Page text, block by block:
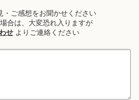
・ご感想をお聞かせください
合は、大変恐れ入りますが
せ よりご連絡ください